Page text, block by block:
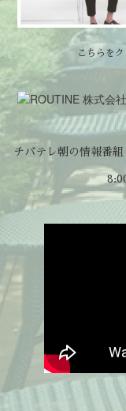
こちらを
チバテレ朝の情報番